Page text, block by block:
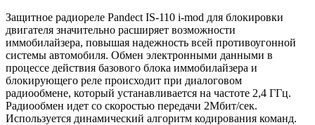
Защитное радиореле Pandect IS-110 i-mod для блокировки
двигателя значительно расширяет возможности
иммобилайзера, повышая надежность всей противоугонной
системы автомобиля. Обмен электронными данными в
процессе действия базового блока иммобилайзера и
блокирующего реле происходит при диалоговом
радиообмене, который устанавливается на частоте 2,4 ГГц.
Радиообмен идет со скоростью передачи 2Мбит/сек.
Используется динамический алгоритм кодирования команд.